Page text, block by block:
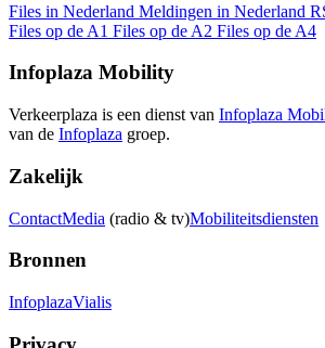
Files in Nederland Meldingen in Nederland
Files op de A1 Files op de A2 Files op de A4
Infoplaza Mobility
Verkeerplaza is een dienst van Infoplaza
van de Infoplaza groep.
Zakelijk
ContactMedia (radio & tv)Mobiliteitsdiensten
Bronnen
InfoplazaVialis